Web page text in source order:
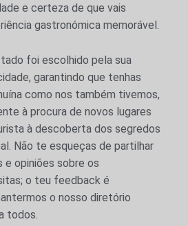
e certeza de que vais
gastronómica memorável.
foi escolhido pela sua
garantindo que tenhas
como nos também tivemos,
à procura de novos lugares
à descoberta dos segredos
Não te esqueças de partilhar
e opiniões sobre os
o teu feedback é
o nosso diretório
todos.